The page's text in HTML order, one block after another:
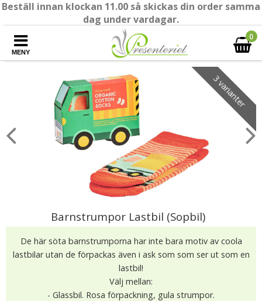
Beställ innan klockan 11.00 så skickas din order samma
dag under vardagar.
MENY
0
3 varianter
Barnstrumpor Lastbil (Sopbil)
De här söta barnstrumporna har inte bara motiv av coola
lastbilar utan de förpackas även i ask som som ser ut som en
lastbil!
Välj mellan:
- Glassbil. Rosa förpackning, gula strumpor.